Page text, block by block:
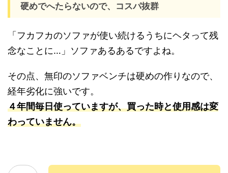
硬めでへたらないので、コスパ抜群
「フカフカのソファが使い続けるうちにヘタって残
念なことに…」ソファあるあるですよね。
その点、無印のソファベンチは硬めの作りなので、
経年劣化に強いです。
４年間毎日使っていますが、買った時と使用感は変
わっていません。